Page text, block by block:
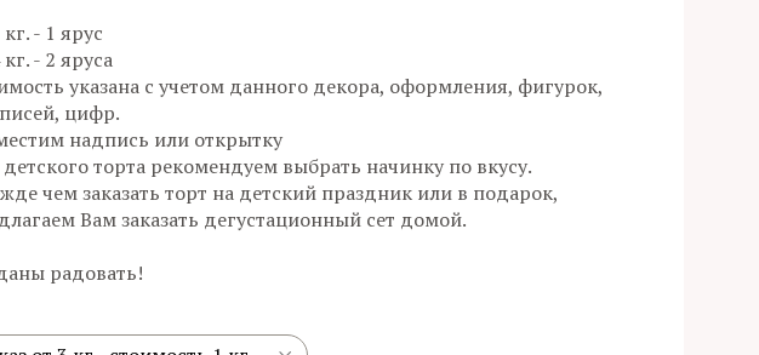
кг. - 1 ярус
кг. - 2 яруса
указана с учетом данного декора, оформления, фигурок,
цифр.
надпись или открытку
торта рекомендуем выбрать начинку по вкусу.
чем заказать торт на детский праздник или в подарок,
Вам заказать дегустационный сет домой.
радовать!